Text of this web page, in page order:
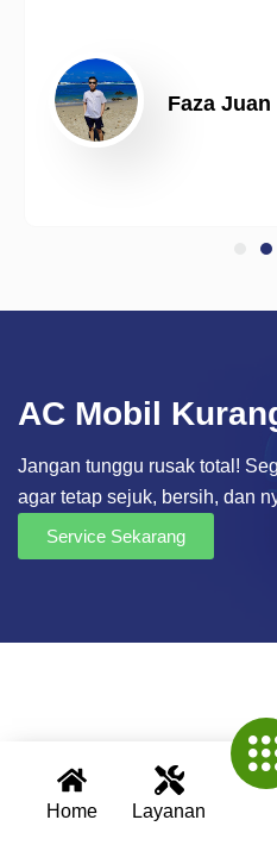
Home Layanan
Faza
AC Mobil
Jangan tunggu rusak total!
agar tetap sejuk, bersih, dan
Service Sekarang